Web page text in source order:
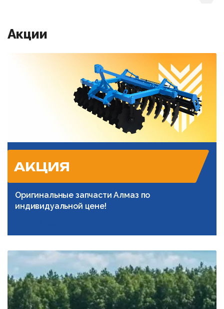
Акции
АКЦИЯ
Оригинальные запчасти Алмаз по
индивидуальной цене!